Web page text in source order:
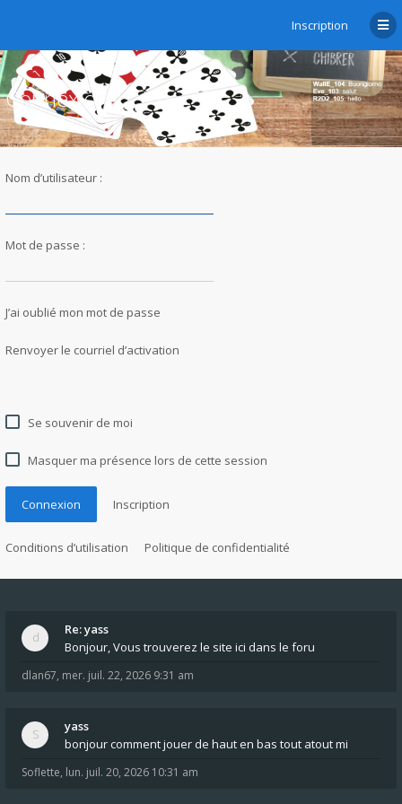
Inscription
Connexion
Nom d’utilisateur :
Mot de passe :
J’ai oublié mon mot de passe
Renvoyer le courriel d’activation
Se souvenir de moi
Masquer ma présence lors de cette session
Connexion Inscription
Conditions d’utilisation Politique de confidentialité
Re: yass
Bonjour, Vous trouverez le site ici dans le foru
dlan67, mer. juil. 22, 2026 9:31 am
yass
bonjour comment jouer de haut en bas tout atout mi
Soflette, lun. juil. 20, 2026 10:31 am